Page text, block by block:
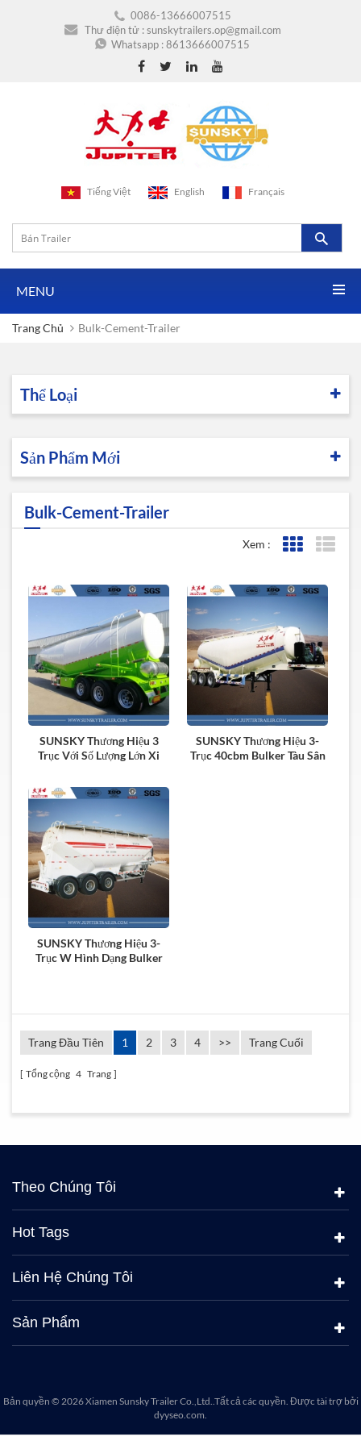
0086-13666007515
Thư điện tử :sunskytrailers.op@gmail.com
Whatsapp :8613666007515
Tiếng Việt English Français
MENU
Trang Chủ Bulk-Cement-Trailer
Thể Loại
Sản Phẩm Mới
Bulk-Cement-Trailer
Xem : Lưới xem
SUNSKY Thương Hiệu 3
Trục Với Số Lượng Lớn Xi
Trailer
SUNSKY Thương Hiệu 3-
Trục 40cbm Bulker Tàu Sân
SUNSKY Thương Hiệu 3-
Trục W Hình Dạng Bulker
Trang Đầu Tiên 1 2 3 4 >> Trang Cuối
Tổng cộng 4 Trang
Theo Chúng Tôi
Hot Tags
Liên Hệ Chúng Tôi
Sản Phẩm
Bản quyền © 2026 Xiamen Sunsky Trailer Co.,Ltd..Tất cả các quyền. Được tài trợ bởi
dyyseo.com.